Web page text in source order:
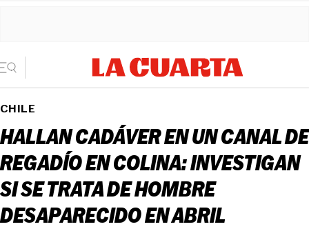
CHILE
HALLAN CADÁVER EN UN CANAL DE
REGADÍO EN COLINA: INVESTIGAN
SI SE TRATA DE HOMBRE
DESAPARECIDO EN ABRIL